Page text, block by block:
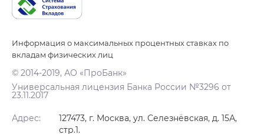
Информация о максимальных процентных ставках по
вкладам физических лиц
© 2014-2019, АО «ПроБанк»
Универсальная лицензия Банка России №3296 от
23.11.2017
Адрес:
127473, г. Москва, ул. Селезнёвская, д. 15А,
стр.1.